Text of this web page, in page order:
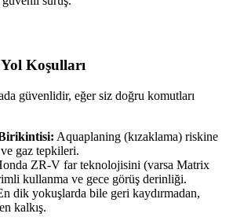
Koşulları
güvenlidir, eğer siz doğru komutları
Aquaplaning (kızaklama) riskine
gaz tepkileri.
ZR-V far teknolojisini (varsa Matrix
kullanma ve gece görüş derinliği.
dik yokuşlarda bile geri kaydırmadan,
kalkış.